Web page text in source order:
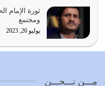
كل زمان…
يوليو 19, 2026
الوظيفة عبارة عن
ثورة الإمام
ومجتمع
يوليو 26, 2023
مـــن نـــحـــن